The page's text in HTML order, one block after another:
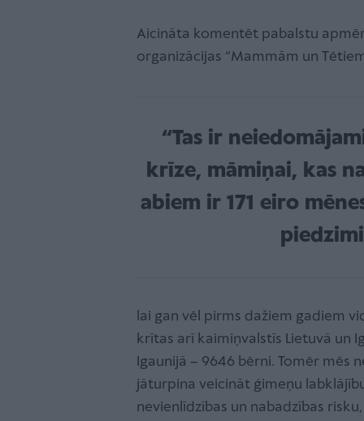
Aicināta komentēt pabalstu
organizācijas “Mammām un
“Tas ir
krīze, māmiņai, kas
abiem ir 171 eiro
lai gan vēl pirms dažiem gadiem
krītas arī kaimiņvalstīs Lietuvā un
Igaunijā – 9646 bērni. Tomēr mēs
jāturpina veicināt ģimeņu
nevienlīdzības un nabadzības